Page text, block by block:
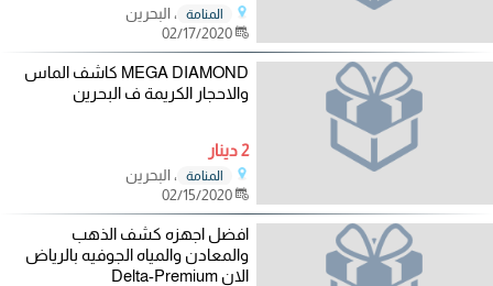
المنامة
، البحرين
02/17/2020
MEGA DIAMOND كاشف الماس
والاحجار الكريمة ف البحرين
2 دينار
المنامة
، البحرين
02/15/2020
افضل اجهزه كشف الذهب
والمعادن والمياه الجوفيه بالرياض
الان Delta-Premium